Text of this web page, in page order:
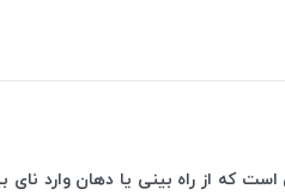
که از راه بینی یا دهان وارد